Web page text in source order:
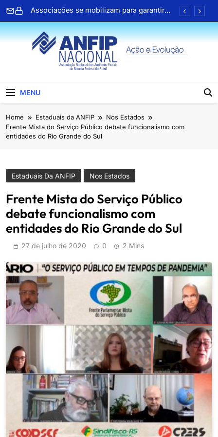
Skip
content
Associações se mobilizam para garantir
ANFIP Nacional participa de seminário da
Receita Federal em Salvador
Clipping ANFIP: Seleção diária de notícias
Cartilhas da Decipex estão disponíveis na
Associações se mobilizam para garantir
ANFIP Nacional participa de seminário da
Receita Federal em Salvador
Clipping ANFIP: Seleção diária de notícias
ANFIP Nacional
MENU
Home Estaduais da ANFIP
Nos Estados
Frente Mista do Serviço Público debate funcionalismo com
entidades do Rio Grande do Sul
Estaduais Da ANFIP Nos Estados
Frente Mista do Serviço Público
debate funcionalismo com
entidades do Rio Grande do Sul
27 de julho de 2020 0 2 Mins